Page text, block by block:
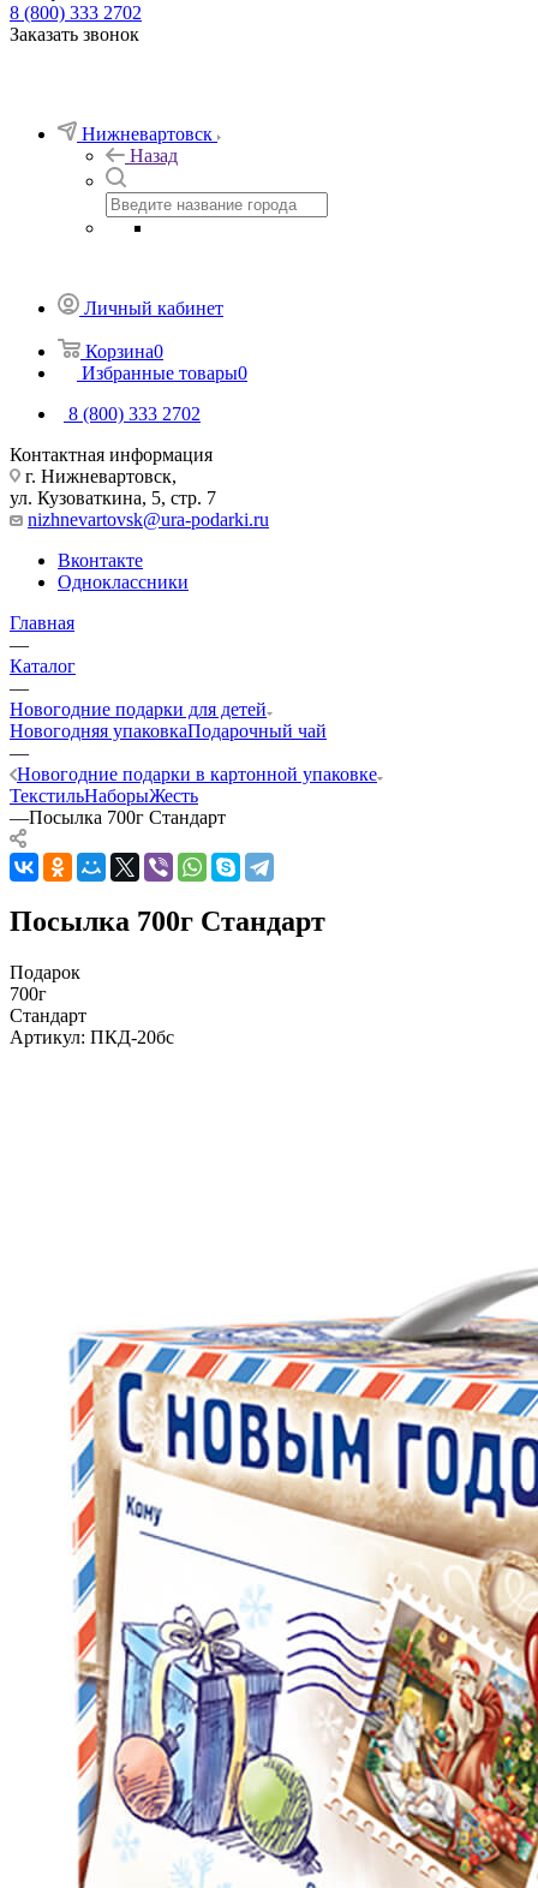
8 (800) 333 2702
Заказать звонок
Нижневартовск
Назад
Личный кабинет
Корзина0
Избранные товары0
8 (800) 333 2702
Контактная информация
г. Нижневартовск,
ул. Кузоваткина, 5, стр. 7
nizhnevartovsk@ura-podarki.ru
Вконтакте
Одноклассники
Главная
—
Каталог
—
Новогодние подарки для детей
Новогодняя упаковкаПодарочный чай
—
Новогодние подарки в картонной упаковке
ТекстильНаборыЖесть
—Посылка 700г Стандарт
Посылка 700г Стандарт
Подарок
700г
Стандарт
Артикул: ПКД-20бс